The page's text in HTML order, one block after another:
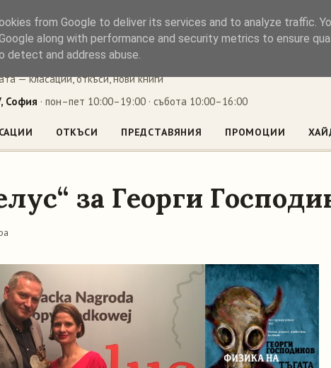
ъгъл
— класации, откъси, нови книги
София · пон–пет 10:00–19:00 · събота 10:00–16:00
ОТКЪСИ ПРЕДСТАВЯНИЯ ПРОМОЦИИ
за Георги
from Google to deliver its services and to analyze traffic.
along with performance and security metrics to ensure
detect and address abuse.